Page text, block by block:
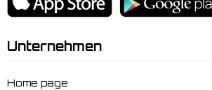
Unternehmen
Home page